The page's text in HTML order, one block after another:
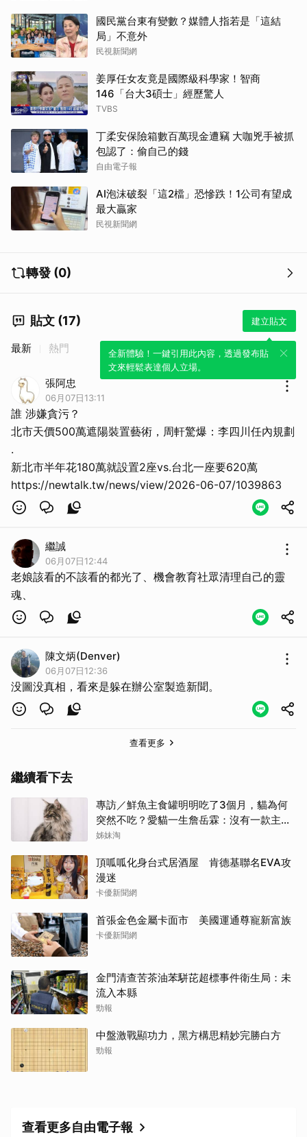
國民黨台東有變數？媒體人指若是「這結
局」不意外
民視新聞網
姜厚任女友竟是國際級科學家！智商
146「台大3碩士」經歷驚人
TVBS
丁柔安保險箱數百萬現金遭竊 大咖兇手被抓
包認了：偷自己的錢
自由電子報
AI泡沫破裂「這2檔」恐慘跌！1公司有望成
最大贏家
民視新聞網
轉發 (0)
貼文 (17) 建立貼文
全新體驗！一鍵引用此內容，透過發布貼
文來輕鬆表達個人立場。
最新 熱門
張阿忠
06月07日13:11
誰 涉嫌貪污？
北市天價500萬遮陽裝置藝術，周軒驚爆：李四川任內規劃
.
新北市半年花180萬就設置2座vs.台北一座要620萬
https://newtalk.tw/news/view/2026-06-07/1039863
繼誠
06月07日12:44
老娘該看的不該看的都光了、機會教育社眾清理自己的靈
魂、
陳文炳(Denver)
06月07日12:36
没圖没真相，看來是躲在辦公室製造新聞。
查看更多
繼續看下去
專訪／鮮魚主食罐明明吃了3個月，貓為何
突然不吃？愛貓一生詹岳霖：沒有一款主食
能保證牠永遠喜歡
姊妹淘
頂呱呱化身台式居酒屋 肯德基聯名EVA攻
漫迷
卡優新聞網
首張金色金屬卡面市 美國運通尊寵新富族
卡優新聞網
金門清查苦茶油苯駢芘超標事件衛生局：未
流入本縣
勁報
中盤激戰顯功力，黑方構思精妙完勝白方
勁報
查看更多自由電子報